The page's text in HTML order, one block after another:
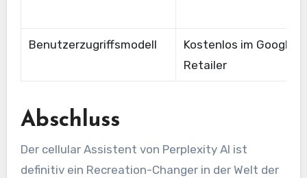
Benutzerzugriffsmodell
Kostenlos im Google
Retailer
Abschluss
Der cellular Assistent von Perplexity AI ist
definitiv ein Recreation-Changer in der Welt der